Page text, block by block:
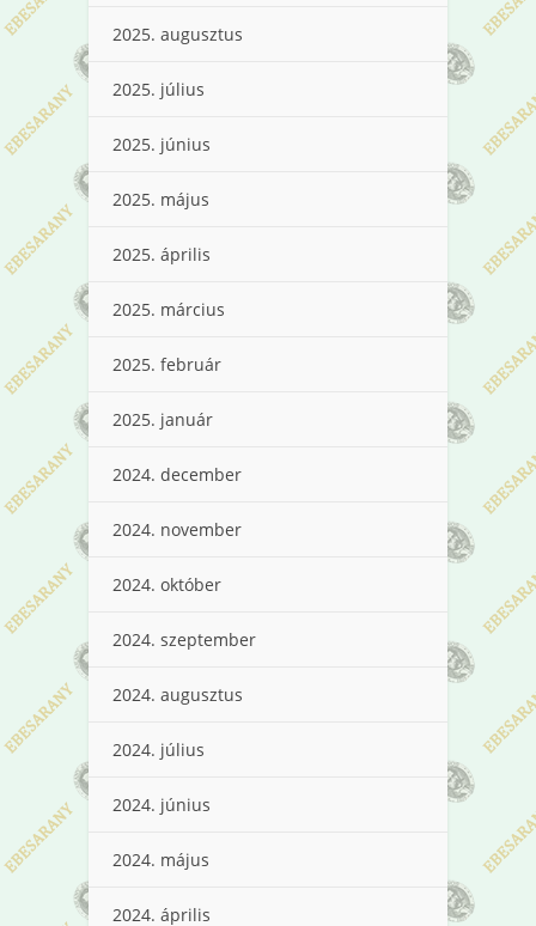
2025. augusztus
2025. július
2025. június
2025. május
2025. április
2025. március
2025. február
2025. január
2024. december
2024. november
2024. október
2024. szeptember
2024. augusztus
2024. július
2024. június
2024. május
2024. április